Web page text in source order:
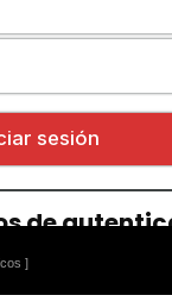
]